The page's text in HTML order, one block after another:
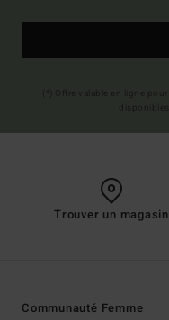
Trouver un magasin
Communauté Femme